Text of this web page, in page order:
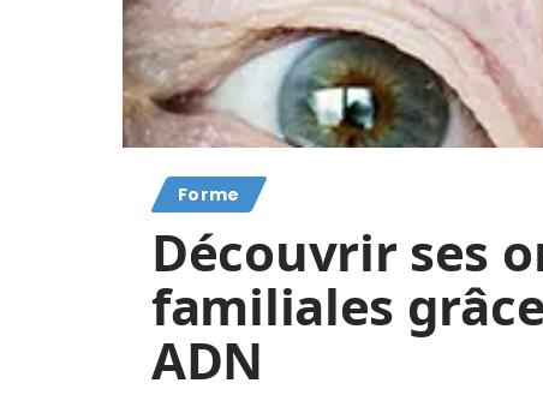
Forme
Découvrir ses
familiales
ADN